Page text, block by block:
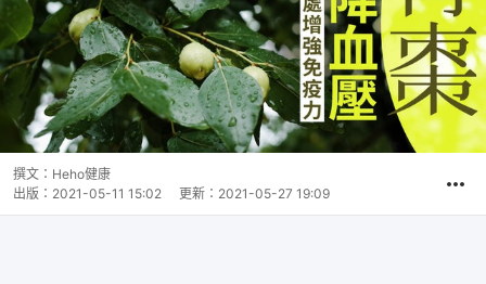
撰文： Heho健康
出版： 2021-05-11 15:02 更新： 2021-05-27 19:09